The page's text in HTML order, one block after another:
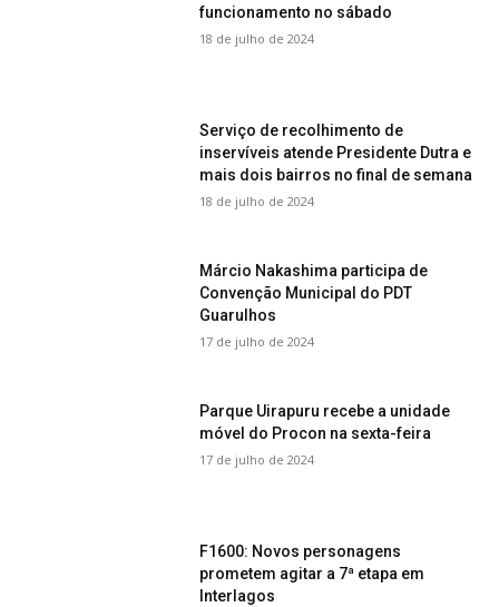
funcionamento no sábado
18 de julho de 2024
Serviço de recolhimento de
inservíveis atende Presidente Dutra e
mais dois bairros no final de semana
18 de julho de 2024
Márcio Nakashima participa de
Convenção Municipal do PDT
Guarulhos
17 de julho de 2024
Parque Uirapuru recebe a unidade
móvel do Procon na sexta-feira
17 de julho de 2024
F1600: Novos personagens
prometem agitar a 7ª etapa em
Interlagos